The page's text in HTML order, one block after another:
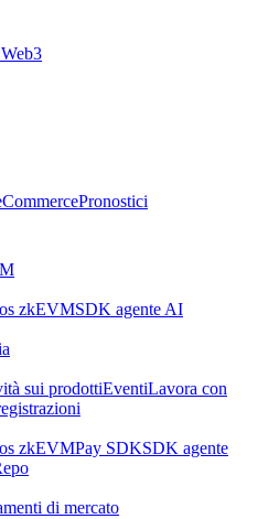
Pronostici
zkEVMSDK agente AI
sui prodottiEventiLavora con
zkEVMPay SDKSDK agente
di mercato